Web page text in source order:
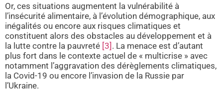
Or, ces situations augmentent la vulnérabilité à
l’insécurité alimentaire, à l’évolution démographique, aux
inégalités ou encore aux risques climatiques et
constituent alors des obstacles au développement et à
la lutte contre la pauvreté [3] . La menace est d’autant
plus fort dans le contexte actuel de « multicrise » avec
notamment l’aggravation des dérèglements climatiques,
la Covid-19 ou encore l’invasion de la Russie par
l’Ukraine.